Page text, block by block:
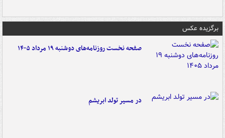
برگزیده عکس
صفحه نخست روزنامه‌های دوشنبه ۱۹ مرداد ۱۴۰۵
در مسیر تولد ابریشم